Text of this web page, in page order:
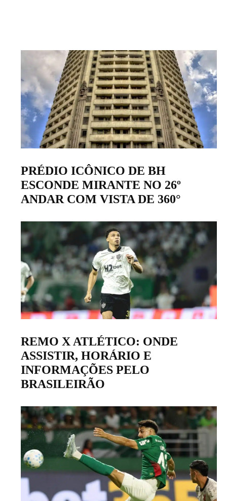
PRÉDIO ICÔNICO DE BH
ESCONDE MIRANTE NO 26º
ANDAR COM VISTA DE 360°
REMO X ATLÉTICO: ONDE
ASSISTIR, HORÁRIO E
INFORMAÇÕES PELO
BRASILEIRÃO